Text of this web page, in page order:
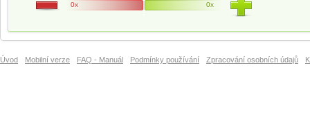
0x 0x
Úvod Mobilní verze FAQ - Manuál Podmínky používání Zpracování osobních údajů